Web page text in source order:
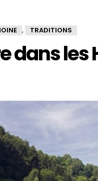
, TRADITIONS
dans